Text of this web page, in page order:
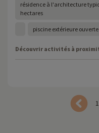
résidence à l'architecture
hectares
piscine extérieure
Découvrir activités à